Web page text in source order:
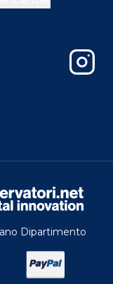
Dipartimento